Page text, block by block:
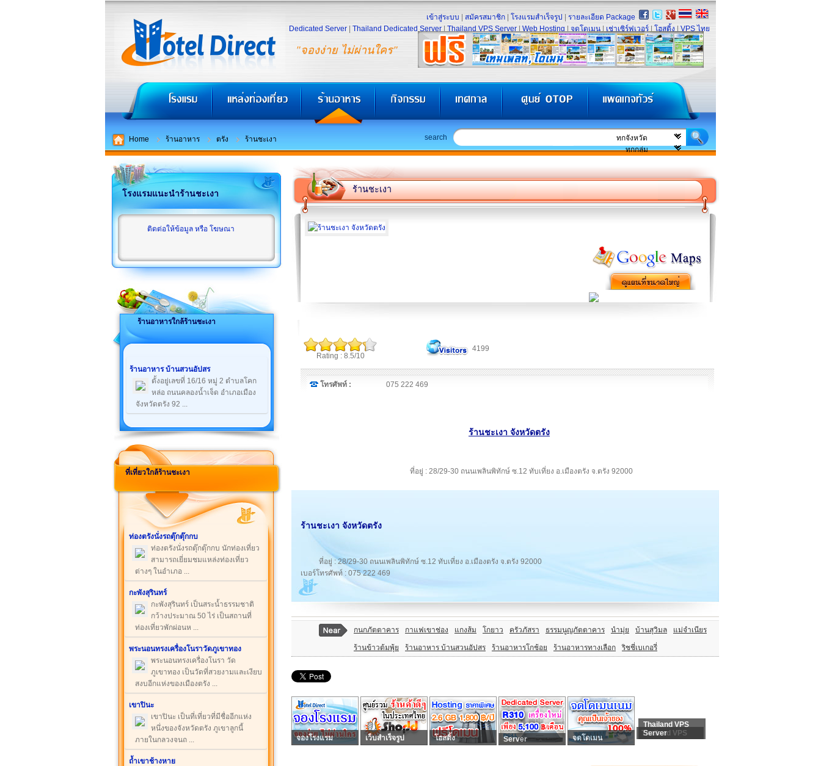
"จองง่าย ไม่ผ่านใคร"
เข้าสู่ระบบ สมัครสมาชิก โรงแรมสำเร็จรูป
รายละเอียด Package
Dedicated Server
Thailand Dedicated Server Thailand VPS Server Web Hosting จดโดเมน เช่าเซิร์ฟเวอร์ โฮสติ้ง VPS ไทย
Home ร้านอาหาร ตรัง ร้านชะเงา search
โรงแรมแนะนำร้านชะเงา
ติดต่อให้ข้อมูล หรือ โฆษณา
ร้านอาหารใกล้ร้านชะเงา
ร้านอาหาร บ้านสวนอัปสร
ตั้งอยู่เลขที่ 16/16 หมู่ 2 ตำบลโคก
หล่อ ถนนคลองน้ำเจ็ด อำเภอเมือง
จังหวัดตรัง 92 ...
ที่เที่ยวใกล้ร้านชะเงา
ท่องตรังนั่งรถตุ๊กตุ๊กกบ
ท่องตรังนั่งรถตุ๊กตุ๊กกบ นักท่องเที่ยว
สามารถเยี่ยมชมแหล่งท่องเที่ยว
ต่างๆ ในอำเภอ ...
กะพังสุรินทร์
กะพังสุรินทร์ เป็นสระน้ำธรรมชาติ
กว้างประมาณ 50 ไร่ เป็นสถานที่
ท่องเที่ยวพักผ่อนห ...
พระนอนทรงเครื่องโนราวัดภูเขาทอง
พระนอนทรงเครื่องโนรา วัด
ภูเขาทอง เป็นวัดที่สวยงามและเงียบ
สงบอีกแห่งของเมืองตรัง ...
เขาปินะ
เขาปินะ เป็นที่เที่ยวที่มีชื่ออีกแห่ง
หนึ่งของจังหวัดตรัง ภูเขาลูกนี้
ภายในกลวงจนถ ...
ถ้ำเขาช้างหาย
ร้านชะเงา
Rating : 8.5/10
4199
โทรศัพท์ : 075 222 469
ร้านชะเงา จังหวัดตรัง
ที่อยู่ : 28/29-30 ถนนเพลินพิทักษ์ ซ.12 ทับเที่ยง อ.เมืองตรัง จ.ตรัง 92000
ร้านชะเงา จังหวัดตรัง
ที่อยู่ : 28/29-30 ถนนเพลินพิทักษ์ ซ.12 ทับเที่ยง อ.เมืองตรัง จ.ตรัง 92000
เบอร์โทรศัพท์ : 075 222 469
กนกภัตตาคาร กาแฟเขาช่อง แกงส้ม โกยาว ครัวภัสรา ธรรมนูญภัตตาคาร นำมุ่ย บ้านสุวิมล แม่จำเนียร
ร้านข้าวต้มพุ้ย ร้านอาหาร บ้านสวนอัปสร ร้านอาหารโกช้อย ร้านอาหารทางเลือก ริชชี่เบเกอรี่
จองโรงแรม เว็บสำเร็จรูป โฮสติ้ง Server จดโดเมน
Thailand VPS
Thailand VPS
Server